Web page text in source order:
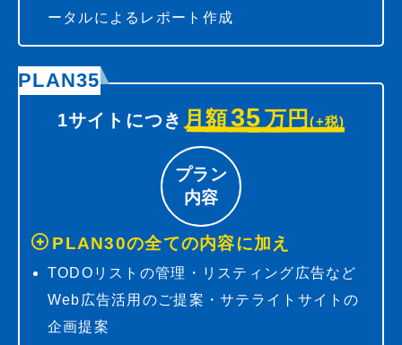
ータルによるレポート作成
PLAN35
1サイトにつき 月額35万円(+税)
プラン
内容
PLAN30の全ての内容に加え
TODOリストの管理・リスティング広告など
Web広告活用のご提案・サテライトサイトの
企画提案